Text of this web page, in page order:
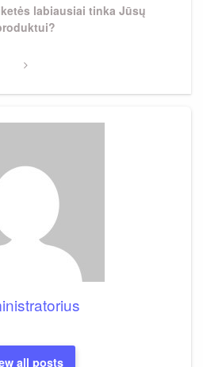
labiausiai tinka Jūsų
all posts